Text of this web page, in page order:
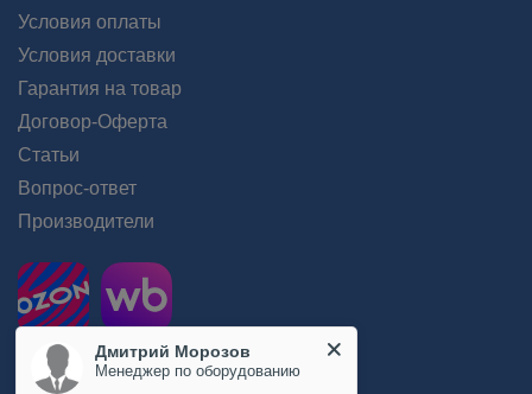
Условия оплаты
Условия доставки
Гарантия на товар
Договор-Оферта
Статьи
Вопрос-ответ
Производители
Дмитрий Морозов
Менеджер по оборудованию